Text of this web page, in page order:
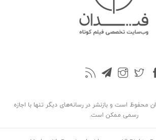
محفوظ است و بازنشر در رسانه‌های دیگر تنها با اجازه
رسمی ممکن است.